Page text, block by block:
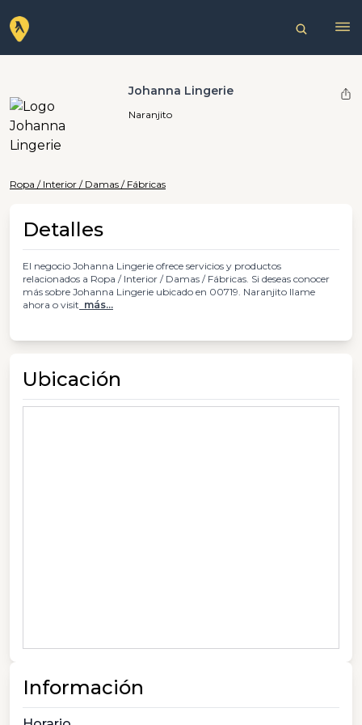
Johanna Lingerie
Naranjito
Ropa / Interior / Damas / Fábricas
Detalles
El negocio Johanna Lingerie ofrece servicios y productos
relacionados a Ropa / Interior / Damas / Fábricas. Si deseas conocer
más sobre Johanna Lingerie ubicado en 00719. Naranjito llame
ahora o visit más...
Ubicación
Información